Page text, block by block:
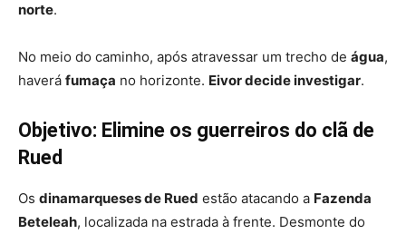
norte.
No meio do caminho, após atravessar um trecho de água,
haverá fumaça no horizonte. Eivor decide investigar.
Objetivo: Elimine os guerreiros do clã de
Rued
Os dinamarqueses de Rued estão atacando a Fazenda
Beteleah, localizada na estrada à frente. Desmonte do